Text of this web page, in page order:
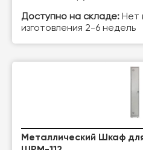
Доступно на складе: Нет
изготовления 2-6 недель
Металлический Шкаф